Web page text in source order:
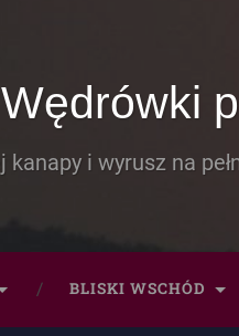
Wędrówki
kanapy i wyrusz na
BLISKI WSCHÓD